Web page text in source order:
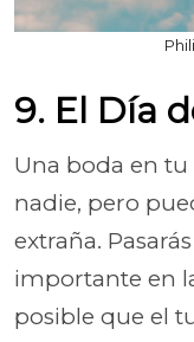
9. El Día
Una boda en
nadie, pero
extraña.
importante en
posible que el